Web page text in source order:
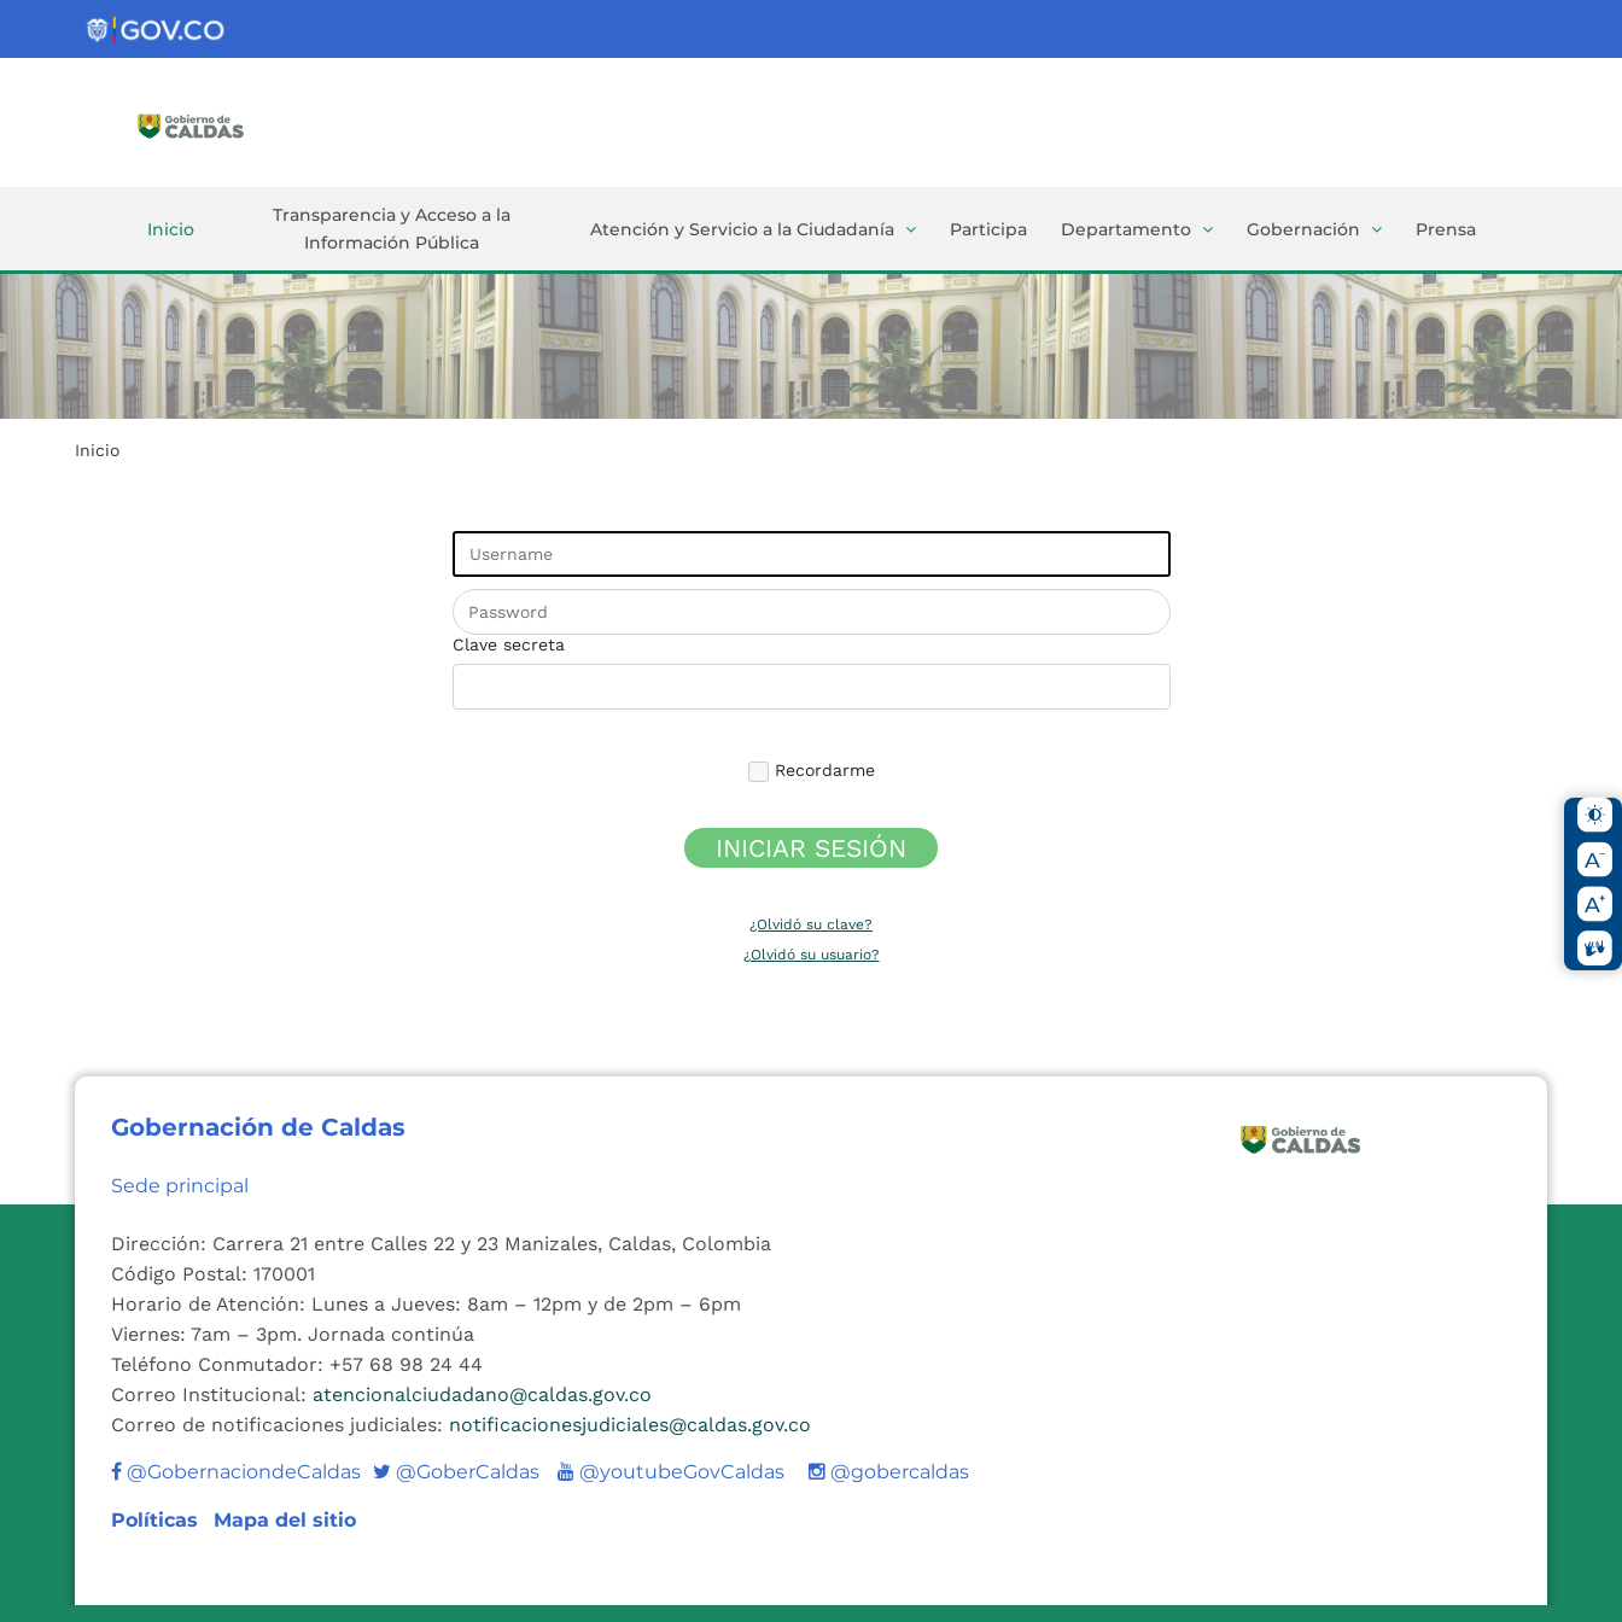
Gobernación
Inicio
Transparencia y Acceso a la
Información Pública
Atención y Servicio a la Ciudadanía Participa Departamento Gobernación Prensa
Inicio
Clave secreta
Recordarme
INICIAR SESIÓN
¿Olvidó su clave?
¿Olvidó su usuario?
Gobernación de Caldas
Sede principal
Dirección: Carrera 21 entre Calles 22 y 23 Manizales, Caldas, Colombia
Código Postal: 170001
Horario de Atención: Lunes a Jueves: 8am – 12pm y de 2pm – 6pm
Viernes: 7am – 3pm. Jornada continúa
Teléfono Conmutador: +57 68 98 24 44
Correo Institucional: atencionalciudadano@caldas.gov.co
Correo de notificaciones judiciales: notificacionesjudiciales@caldas.gov.co
@GobernaciondeCaldas Twitter
@GoberCaldas Youtube
@youtubeGovCaldas @gobercaldas
Políticas Mapa del sitio